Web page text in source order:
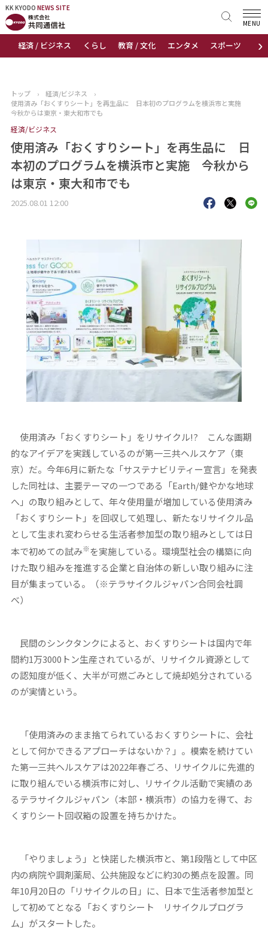
KK KYODO NEWS SITE
›
経済 / ビジネス くらし 教育 / 文化 エンタメ スポーツ 地域
MENU
KK KYODONEWS SITE
トップページ
ニュース
おすすめコンテンツ
出版物
会社概要
トップ › 経済/ビジネス
›
使用済み「おくすりシート」を再生品に 日本初のプログラムを横浜市と実施
今秋からは東京・東大和市でも
経済/ビジネス
使用済み「おくすりシート」を再生品に 日
本初のプログラムを横浜市と実施 今秋から
は東京・東大和市でも
2025.08.01 12:00
使用済み「おくすりシート」をリサイクル!? こんな画期
的なアイデアを実践しているのが第一三共ヘルスケア（東
京）だ。今年6月に新たな「サステナビリティー宣言」を発表
した同社は、主要テーマの一つである「Earth/健やかな地球
へ」の取り組みとして、年々使用量が増加している使用済み
「おくすりシート」を回収して処理し、新たなリサイクル品
として生まれ変わらせる生活者参加型の取り組みとしては日
本で初めての試み※を実施している。環境型社会の構築に向
けた取り組みを推進する企業と自治体の新しい取り組みに注
目が集まっている。（※テラサイクルジャパン合同会社調
べ）
民間のシンクタンクによると、おくすりシートは国内で年
間約1万3000トン生産されているが、リサイクル資源として
の認知度が低く、大半が可燃ごみとして焼却処分されている
のが実情という。
「使用済みのまま捨てられているおくすりシートに、会社
として何かできるアプローチはないか？」。模索を続けてい
た第一三共ヘルスケアは2022年春ごろ、リサイクルに先進的
に取り組んでいる横浜市に対し、リサイクル活動で実績のあ
るテラサイクルジャパン（本部・横浜市）の協力を得て、お
くすりシート回収箱の設置を持ちかけた。
「やりましょう」と快諾した横浜市と、第1段階として中区
内の病院や調剤薬局、公共施設などに約30の拠点を設置。同
年10月20日の「リサイクルの日」に、日本で生活者参加型と
して初めてとなる「おくすりシート リサイクルプログラ
ム」がスタートした。